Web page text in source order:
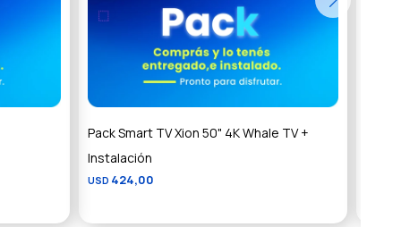
Pack Smart TV Xion 50" 4K Whale TV +
Instalación
USD 424,00